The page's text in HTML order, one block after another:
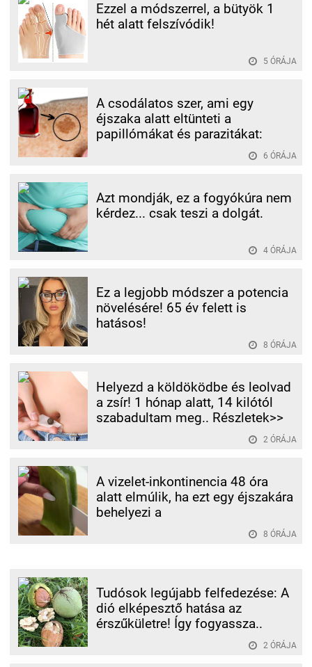
Ezzel a módszerrel, a bütyök 1
hét alatt felszívódik!
5 ÓRÁJA
A csodálatos szer, ami egy
éjszaka alatt eltünteti a
papillómákat és parazitákat:
6 ÓRÁJA
Azt mondják, ez a fogyókúra nem
kérdez... csak teszi a dolgát.
4 ÓRÁJA
Ez a legjobb módszer a potencia
növelésére! 65 év felett is
hatásos!
8 ÓRÁJA
Helyezd a köldöködbe és leolvad
a zsír! 1 hónap alatt, 14 kilótól
szabadultam meg.. Részletek>>
2 ÓRÁJA
A vizelet-inkontinencia 48 óra
alatt elmúlik, ha ezt egy éjszakára
behelyezi a
8 ÓRÁJA
Tudósok legújabb felfedezése: A
dió elképesztő hatása az
érszűkületre! Így fogyassza..
2 ÓRÁJA